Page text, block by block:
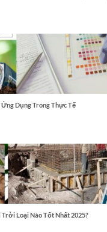
Dụng Trong Thực Tế
Trời Loại Nào Tốt Nhất 2025?